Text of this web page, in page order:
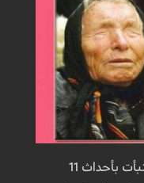
ويقولون إن المرأة التي سبق أن تنبأت بأحداث 11